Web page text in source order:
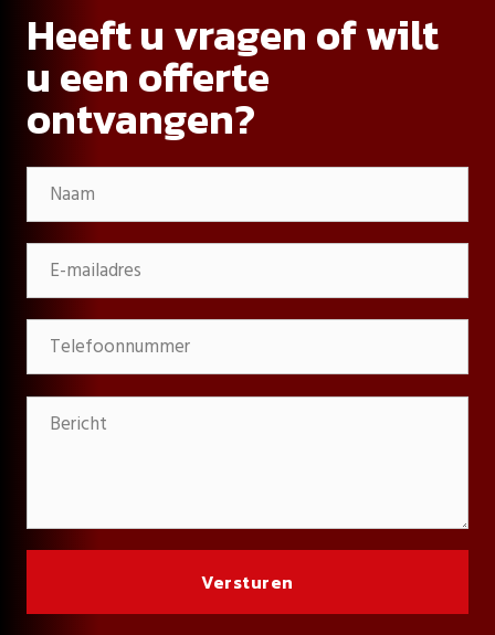
Heeft u vragen of wilt
u een offerte
ontvangen?